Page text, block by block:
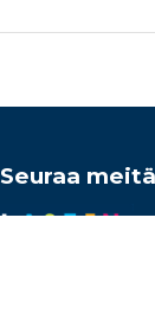
Seuraa meitä